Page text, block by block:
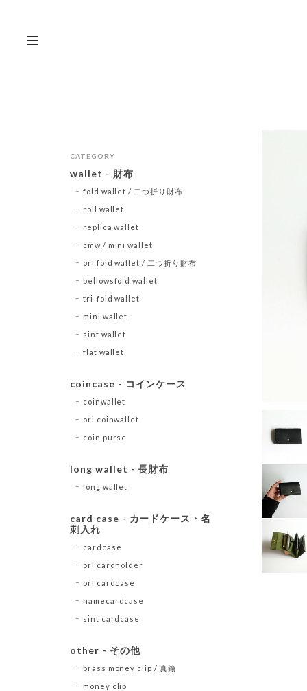
CATEGORY
wallet - 財布
fold wallet / 二つ折り財布
roll wallet
replica wallet
cmw / mini wallet
ori fold wallet / 二つ折り財布
bellowsfold wallet
tri-fold wallet
mini wallet
sint wallet
flat wallet
coincase - コインケース
coinwallet
ori coinwallet
coin purse
long wallet - 長財布
long wallet
card case - カードケース・名
刺入れ
cardcase
ori cardholder
ori cardcase
namecardcase
sint cardcase
other - その他
brass money clip / 真鍮
money clip